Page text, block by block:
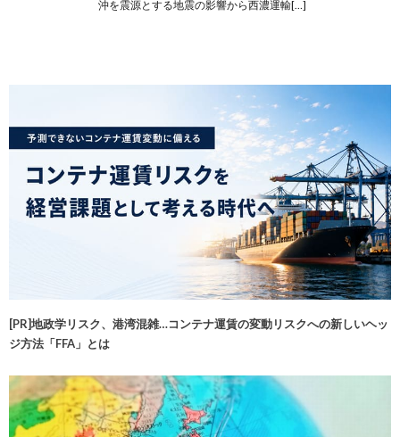
沖を震源とする地震の影響から西濃運輸[…]
[PR]地政学リスク、港湾混雑…コンテナ運賃の変動リスクへの新しいヘッ
ジ方法「FFA」とは